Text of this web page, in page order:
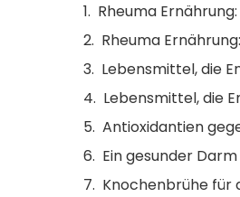
Rheuma
Rheuma
Lebensmittel, die
Lebensmittel, die
Antioxidantien
Ein gesunder
Knochenbrühe für